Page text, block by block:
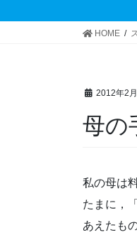
HOME
2012年2
母の
私の母は
たまに，
あえたも